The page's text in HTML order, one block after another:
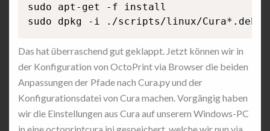
sudo apt-get -f install
Das hat überraschend gut geklappt. Jetzt können wir in
der Konfiguration von OctoPrint via Browser die beiden
Anpassungen der Pfade nach Cura.py und der
Konfigurationsdatei von Cura machen. Vorgängig haben
wir die Einstellungen aus Cura auf unserem Windows-PC